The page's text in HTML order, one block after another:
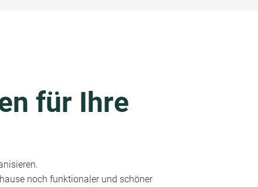
für Ihre
noch funktionaler und schöner